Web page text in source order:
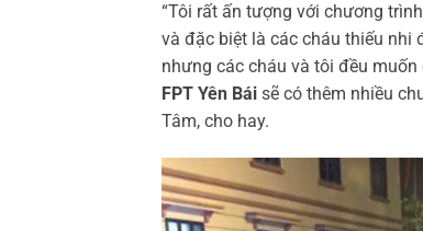
“Tôi rất ấn tượng với chương
và đặc biệt là các cháu thiếu nhi
nhưng các cháu và tôi đều
FPT Yên Bái sẽ có thêm nhiều
Tâm, cho hay.